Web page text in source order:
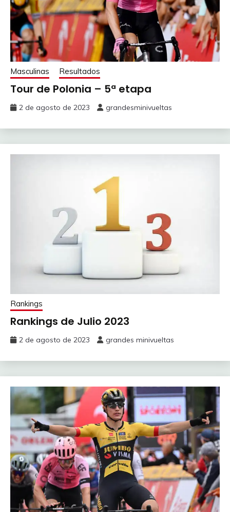
Masculinas Resultados
Tour de Polonia – 5ª etapa
2 de agosto de 2023 grandesminivueltas
Rankings
Rankings de Julio 2023
2 de agosto de 2023 grandes minivueltas